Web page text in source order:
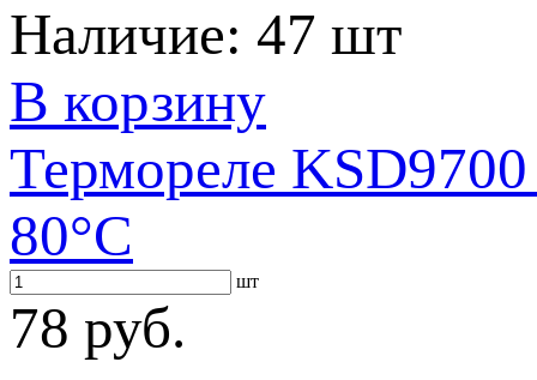
Наличие: 47 шт
В корзину
Термореле
80°С
шт
78 руб.